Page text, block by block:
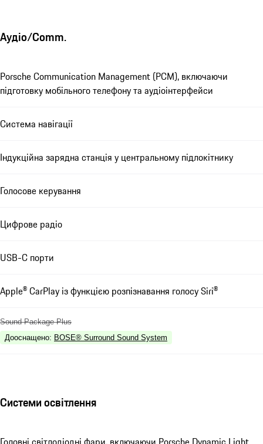
Аудіо/Comm.
Porsche Communication Management (PCM), включаючи
підготовку мобільного телефону та аудіоінтерфейси
Система навігації
Індукційна зарядна станція у центральному підлокітнику
Голосове керування
Цифрове радіо
USB-C порти
Apple® CarPlay із функцією розпізнавання голосу Siri®
Sound Package Plus
Дооснащено: BOSE® Surround Sound System
Системи освітлення